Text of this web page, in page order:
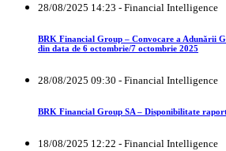
28/08/2025 14:23 - Financial Intelligence
BRK Financial Group – Convocare a Adunării
din data de 6 octombrie/7 octombrie 2025
28/08/2025 09:30 - Financial Intelligence
BRK Financial Group SA – Disponibilitate
18/08/2025 12:22 - Financial Intelligence